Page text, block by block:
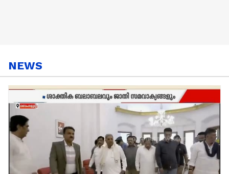
NEWS